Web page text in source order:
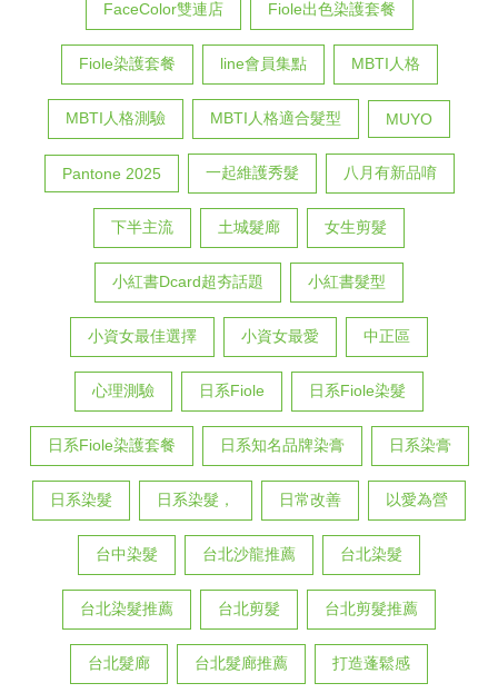
FaceColor雙連店 Fiole出色染護套餐
Fiole染護套餐 line會員集點 MBTI人格
MBTI人格測驗 MBTI人格適合髮型 MUYO
Pantone 2025 一起維護秀髮 八月有新品唷
下半主流 土城髮廊 女生剪髮
小紅書Dcard超夯話題 小紅書髮型
小資女最佳選擇 小資女最愛 中正區
心理測驗 日系Fiole 日系Fiole染髮
日系Fiole染護套餐 日系知名品牌染膏 日系染膏
日系染髮 日系染髮， 日常改善 以愛為營
台中染髮 台北沙龍推薦 台北染髮
台北染髮推薦 台北剪髮 台北剪髮推薦
台北髮廊 台北髮廊推薦 打造蓬鬆感